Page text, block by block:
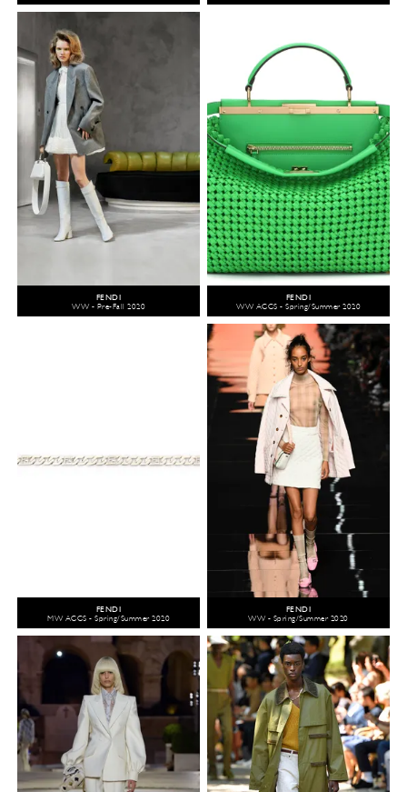
FENDI
WW - Pre-Fall 2020
FENDI
WW ACCS - Spring/Summer 2020
FENDI
MW ACCS - Spring/Summer 2020
FENDI
WW - Spring/Summer 2020